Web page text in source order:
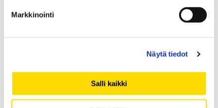
Markkinointi
Näytä tiedot
Salli kaikki